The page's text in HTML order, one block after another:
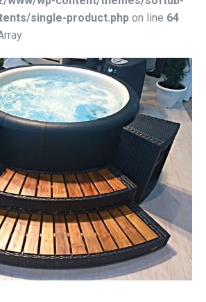
single-product.php on line 64